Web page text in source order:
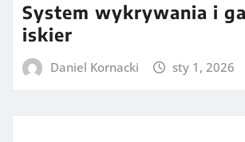
System wykrywania i
iskier
Daniel Kornacki sty 1, 2026